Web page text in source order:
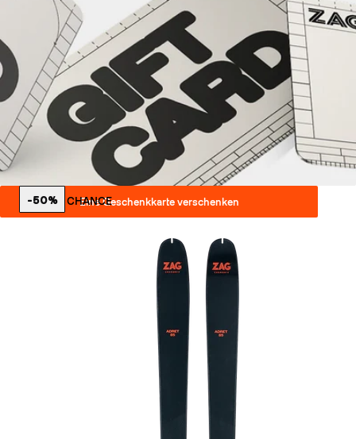
Eine Geschenkkarte verschenken
LETZTE CHANCE
-50%